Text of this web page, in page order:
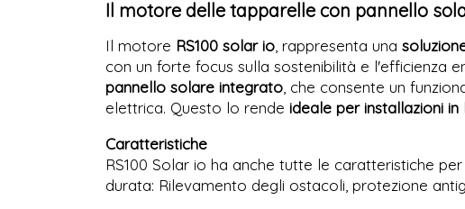
Il motore delle tapparelle con pannello
Il motore RS100 solar io , rappresenta una
con un forte focus sulla sostenibilità e l'efficienza
pannello solare integrato , che consente un
elettrica. Questo lo rende ideale per installazioni
Caratteristiche
RS100 Solar io ha anche tutte le caratteristiche
durata: Rilevamento degli ostacoli, protezione